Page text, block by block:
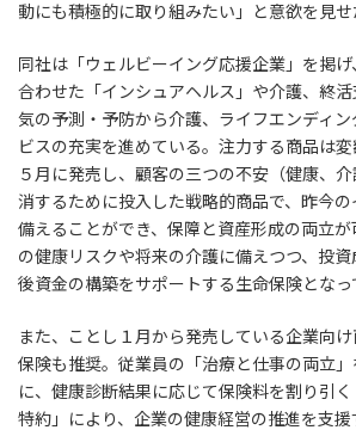
動にも積極的に取り組みたい」と意欲を見せ
同社は「ウェルビーイング応援企業」を掲
合わせた「インシュアヘルス」や介護、終
気の予測・予防から介護、ライフエンディ
ビスの充実を進めている。注力する商品は
５月に発売し、顧客の三つの不安（健康、
消するために投入した戦略的商品で、昨今
備えることができ、保障と資産形成の両立
の健康リスクや将来の介護に備えつつ、投
後資金の構築をサポートする生命保険となっ
また、ことし１月から発売している企業向
保険も推奨。従業員の「治療と仕事の両立
に、健康診断結果に応じて保険料を割り引く
特約」により、企業の健康経営の推進を支